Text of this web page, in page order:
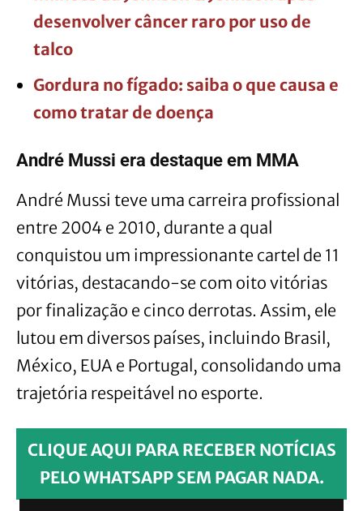
desenvolver câncer raro por uso de
talco
Gordura no fígado: saiba o que causa e
como tratar de doença
André Mussi era destaque em MMA
André Mussi teve uma carreira profissional
entre 2004 e 2010, durante a qual
conquistou um impressionante cartel de 11
vitórias, destacando-se com oito vitórias
por finalização e cinco derrotas. Assim, ele
lutou em diversos países, incluindo Brasil,
México, EUA e Portugal, consolidando uma
trajetória respeitável no esporte.
CLIQUE AQUI PARA RECEBER NOTÍCIAS
PELO WHATSAPP SEM PAGAR NADA.